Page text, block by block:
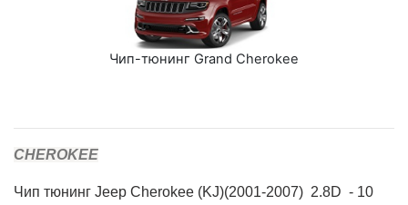
Чип-тюнинг Grand Cherokee
CHEROKEE
Чип тюнинг Jeep Cherokee (KJ)(2001-2007) 2.8D - 10